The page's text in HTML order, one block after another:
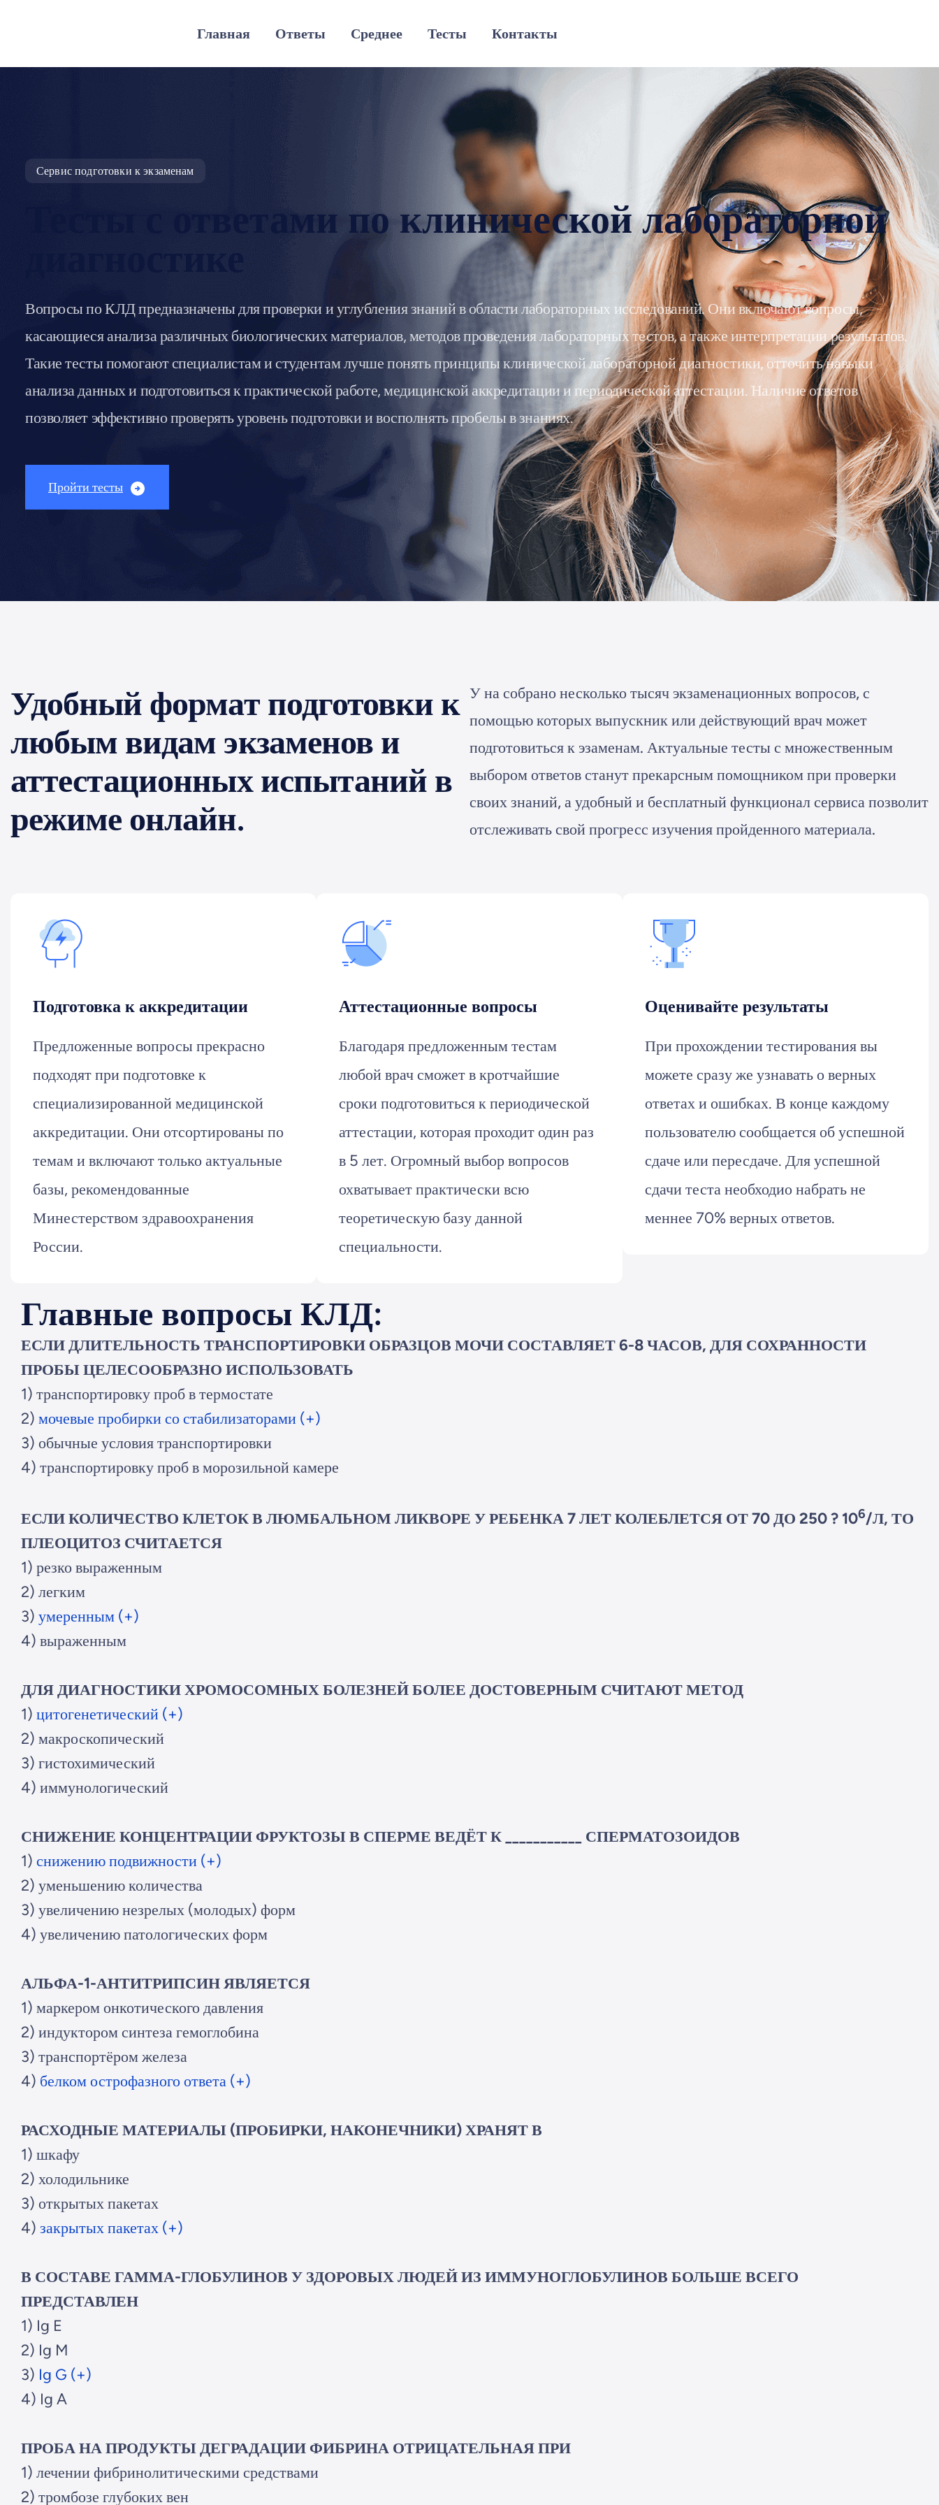
Главная Ответы Среднее Тесты Контакты
Сервис подготовки к экзаменам
Тесты с ответами по клинической лабораторной
диагностике
Вопросы по КЛД предназначены для проверки и углубления знаний в области лабораторных исследований. Они включают вопросы,
касающиеся анализа различных биологических материалов, методов проведения лабораторных тестов, а также интерпретации результатов.
Такие тесты помогают специалистам и студентам лучше понять принципы клинической лабораторной диагностики, отточить навыки
анализа данных и подготовиться к практической работе, медицинской аккредитации и периодической аттестации. Наличие ответов
позволяет эффективно проверять уровень подготовки и восполнять пробелы в знаниях.
Пройти тесты
Удобный формат подготовки к
любым видам экзаменов и
аттестационных испытаний в
режиме онлайн.
У на собрано несколько тысяч экзаменационных вопросов, с
помощью которых выпускник или действующий врач может
подготовиться к эзаменам. Актуальные тесты с множественным
выбором ответов станут прекарсным помощником при проверки
своих знаний, а удобный и бесплатный функционал сервиса позволит
отслеживать свой прогресс изучения пройденного материала.
Подготовка к аккредитации
Предложенные вопросы прекрасно
подходят при подготовке к
специализированной медицинской
аккредитации. Они отсортированы по
темам и включают только актуальные
базы, рекомендованные
Минестерством здравоохранения
России.
Аттестационные вопросы
Благодаря предложенным тестам
любой врач сможет в кротчайшие
сроки подготовиться к периодической
аттестации, которая проходит один раз
в 5 лет. Огромный выбор вопросов
охватывает практически всю
теоретическую базу данной
специальности.
Оценивайте результаты
При прохождении тестирования вы
можете сразу же узнавать о верных
ответах и ошибках. В конце каждому
пользователю сообщается об успешной
сдаче или пересдаче. Для успешной
сдачи теста необходио набрать не
меннее 70% верных ответов.
Главные вопросы КЛД:
ЕСЛИ ДЛИТЕЛЬНОСТЬ ТРАНСПОРТИРОВКИ ОБРАЗЦОВ МОЧИ СОСТАВЛЯЕТ 6-8 ЧАСОВ, ДЛЯ СОХРАННОСТИ
ПРОБЫ ЦЕЛЕСООБРАЗНО ИСПОЛЬЗОВАТЬ
1) транспортировку проб в термостате
2) мочевые пробирки со стабилизаторами (+)
3) обычные условия транспортировки
4) транспортировку проб в морозильной камере
ЕСЛИ КОЛИЧЕСТВО КЛЕТОК В ЛЮМБАЛЬНОМ ЛИКВОРЕ У РЕБЕНКА 7 ЛЕТ КОЛЕБЛЕТСЯ ОТ 70 ДО 250 ? 106/Л, ТО
ПЛЕОЦИТОЗ СЧИТАЕТСЯ
1) резко выраженным
2) легким
3) умеренным (+)
4) выраженным
ДЛЯ ДИАГНОСТИКИ ХРОМОСОМНЫХ БОЛЕЗНЕЙ БОЛЕЕ ДОСТОВЕРНЫМ СЧИТАЮТ МЕТОД
1) цитогенетический (+)
2) макроскопический
3) гистохимический
4) иммунологический
СНИЖЕНИЕ КОНЦЕНТРАЦИИ ФРУКТОЗЫ В СПЕРМЕ ВЕДЁТ К ___________ СПЕРМАТОЗОИДОВ
1) снижению подвижности (+)
2) уменьшению количества
3) увеличению незрелых (молодых) форм
4) увеличению патологических форм
АЛЬФА-1-АНТИТРИПСИН ЯВЛЯЕТСЯ
1) маркером онкотического давления
2) индуктором синтеза гемоглобина
3) транспортёром железа
4) белком острофазного ответа (+)
РАСХОДНЫЕ МАТЕРИАЛЫ (ПРОБИРКИ, НАКОНЕЧНИКИ) ХРАНЯТ В
1) шкафу
2) холодильнике
3) открытых пакетах
4) закрытых пакетах (+)
В СОСТАВЕ ГАММА-ГЛОБУЛИНОВ У ЗДОРОВЫХ ЛЮДЕЙ ИЗ ИММУНОГЛОБУЛИНОВ БОЛЬШЕ ВСЕГО
ПРЕДСТАВЛЕН
1) Ig E
2) Ig M
3) Ig G (+)
4) Ig A
ПРОБА НА ПРОДУКТЫ ДЕГРАДАЦИИ ФИБРИНА ОТРИЦАТЕЛЬНАЯ ПРИ
1) лечении фибринолитическими средствами
2) тромбозе глубоких вен